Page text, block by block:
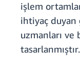
işlem
ihtiyaç duyan
uzmanları
tasarlanmıştır.